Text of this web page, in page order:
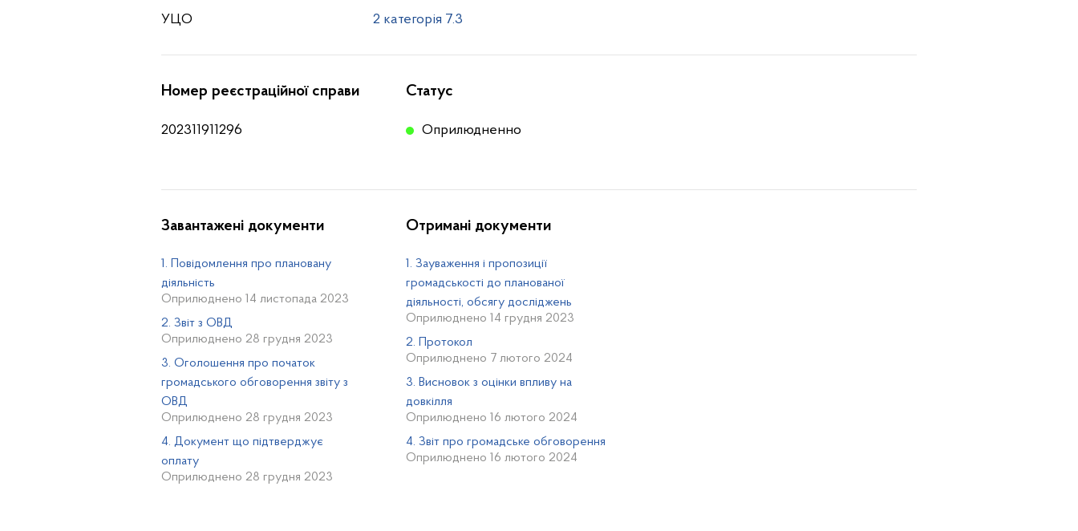
УЦО 2 категорія 7.3
Номер реєстраційної справи
202311911296
Статус
Оприлюдненно
Завантажені документи
1. Повідомлення про плановану
діяльність
Оприлюднено 14 листопада 2023
2. Звіт з ОВД
Оприлюднено 28 грудня 2023
3. Оголошення про початок
громадського обговорення звіту з
ОВД
Оприлюднено 28 грудня 2023
4. Документ що підтверджує
оплату
Оприлюднено 28 грудня 2023
Отримані документи
1. Зауваження і пропозиції
громадськості до планованої
діяльності, обсягу досліджень
Оприлюднено 14 грудня 2023
2. Протокол
Оприлюднено 7 лютого 2024
3. Висновок з оцінки впливу на
довкілля
Оприлюднено 16 лютого 2024
4. Звіт про громадське обговорення
Оприлюднено 16 лютого 2024